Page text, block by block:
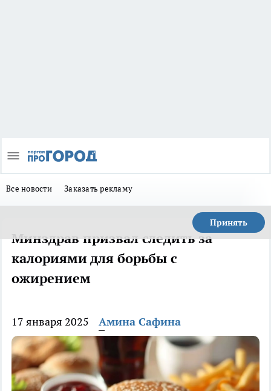
Все новости Заказать рекламу
Принять
Минздрав призвал следить за
калориями для борьбы с
ожирением
17 января 2025 Амина Сафина